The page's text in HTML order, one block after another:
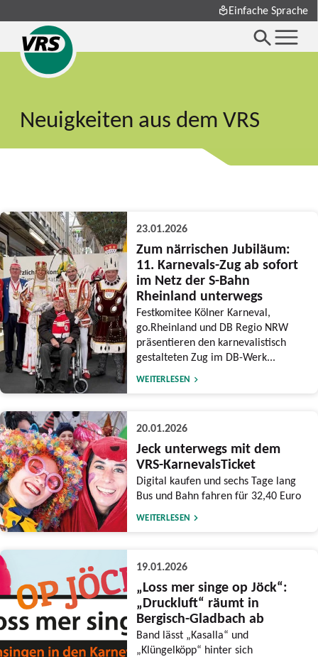
Einfache Sprache
Neuigkeiten aus dem VRS
23.01.2026
Zum närrischen Jubiläum:
11. Karnevals-Zug ab sofort
im Netz der S-Bahn
Rheinland unterwegs
Festkomitee Kölner Karneval,
go.Rheinland und DB Regio NRW
präsentieren den karnevalistisch
gestalteten Zug im DB-Werk...
WEITERLESEN
20.01.2026
Jeck unterwegs mit dem
VRS-KarnevalsTicket
Digital kaufen und sechs Tage lang
Bus und Bahn fahren für 32,40 Euro
WEITERLESEN
19.01.2026
„Loss mer singe op Jöck“:
„Druckluft“ räumt in
Bergisch-Gladbach ab
Band lässt „Kasalla“ und
„Klüngelköpp“ hinter sich